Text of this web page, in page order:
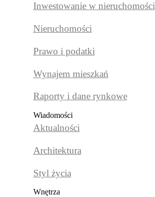
Inwestowanie w nieruchomości
Nieruchomości
Prawo i podatki
Wynajem mieszkań
Raporty i dane rynkowe
Wiadomości
Aktualności
Architektura
Styl życia
Wnętrza